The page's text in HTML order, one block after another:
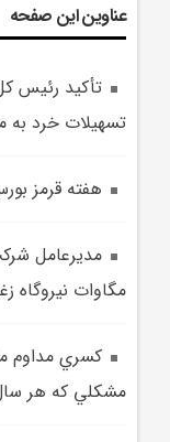
عناوین این صفحه
تأکيد رئيس
تسهيلات خرد به
هفته قرمز
مگاوات نيروگاه
کسري مداوم
مشکلي که هر